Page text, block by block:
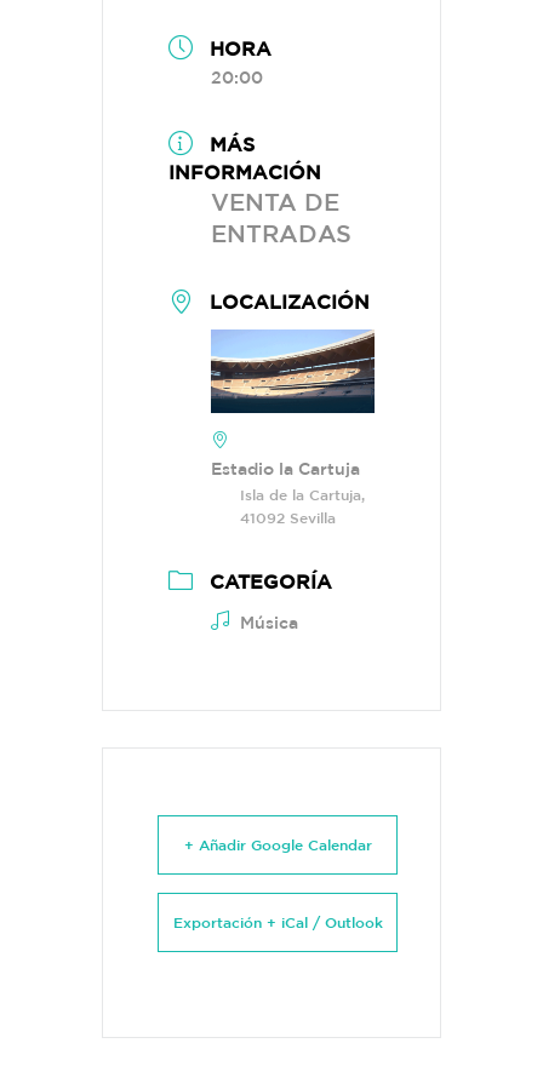
HORA
20:00
MÁS
INFORMACIÓN
VENTA DE
ENTRADAS
LOCALIZACIÓN
Estadio la Cartuja
Isla de la Cartuja,
41092 Sevilla
CATEGORÍA
Música
+ Añadir Google Calendar
Exportación + iCal / Outlook